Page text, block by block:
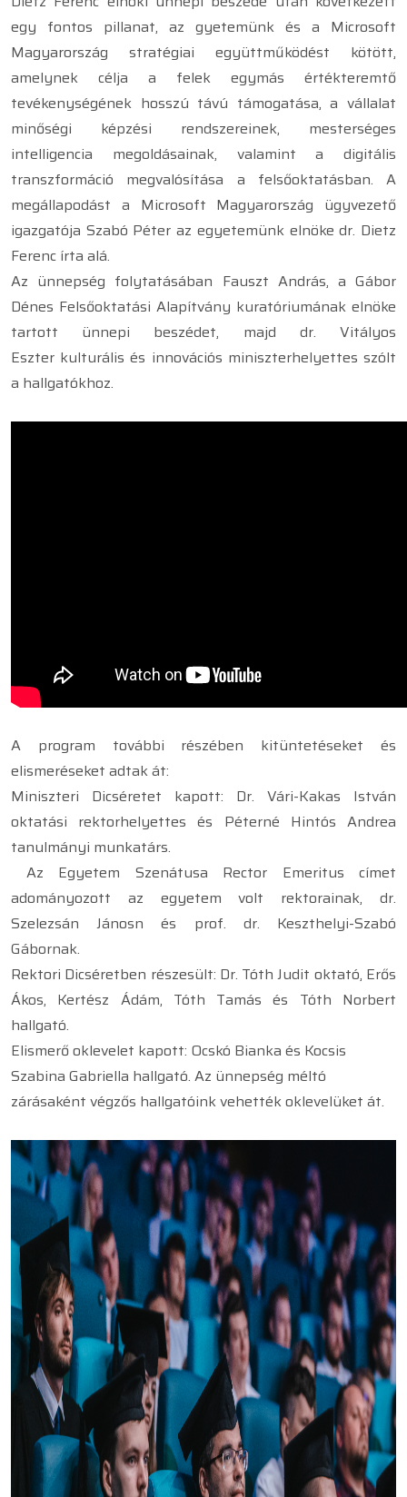
egy fontos pillanat, az gyetemünk és a Microsoft
Magyarország stratégiai együttműködést kötött,
amelynek célja a felek egymás értékteremtő
tevékenységének hosszú távú támogatása, a vállalat
minőségi képzési rendszereinek, mesterséges
intelligencia megoldásainak, valamint a digitális
transzformáció megvalósítása a felsőoktatásban. A
megállapodást a Microsoft Magyarország ügyvezető
igazgatója Szabó Péter az egyetemünk elnöke dr. Dietz
Ferenc írta alá.
Az ünnepség folytatásában Fauszt András, a Gábor
Dénes Felsőoktatási Alapítvány kuratóriumának elnöke
tartott ünnepi beszédet, majd dr. Vitályos
Eszter kulturális és innovációs miniszterhelyettes szólt
a hallgatókhoz.
A program további részében kitüntetéseket és
elismeréseket adtak át:
Miniszteri Dicséretet kapott: Dr. Vári-Kakas István
oktatási rektorhelyettes és Péterné Hintós Andrea
tanulmányi munkatárs.
Az Egyetem Szenátusa Rector Emeritus címet
adományozott az egyetem volt rektorainak, dr.
Szelezsán Jánosn és prof. dr. Keszthelyi-Szabó
Gábornak.
Rektori Dicséretben részesült: Dr. Tóth Judit oktató, Erős
Ákos, Kertész Ádám, Tóth Tamás és Tóth Norbert
hallgató.
Elismerő oklevelet kapott: Ocskó Bianka és Kocsis
Szabina Gabriella hallgató. Az ünnepség méltó
zárásaként végzős hallgatóink vehették oklevelüket át.